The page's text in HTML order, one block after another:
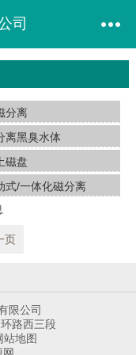
司
分离
离黑臭水体
磁盘
式/一体化磁分离
页
限公司
路西三段
站地图